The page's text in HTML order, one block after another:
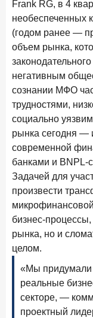
Рассылка
Итоги недели, наша
на банковском рынке
8 июня 2026 года
По итогам мая
составил 993,8
4 июня 2026 года
Синергия
партнерстве
В борьбе за
понимать
28 мая 2026 года
Frank RG, в 4
необеспеченных
(годом ранее —
объем рынка,
негативным
сознании МФО
трудностями,
социально
рынка сегодня —
современной
банками и BNPL-
Задачей для
произвести
бизнес-
рынка, но и
целом.
«Мы придумали
реальные
секторе, —
проектный